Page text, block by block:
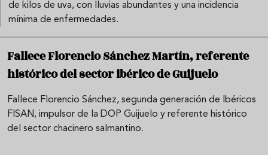
de kilos de uva, con lluvias abundantes y una incidencia
mínima de enfermedades.
Fallece Florencio Sánchez Martín, referente
histórico del sector ibérico de Guijuelo
Fallece Florencio Sánchez, segunda generación de Ibéricos
FISAN, impulsor de la DOP Guijuelo y referente histórico
del sector chacinero salmantino.